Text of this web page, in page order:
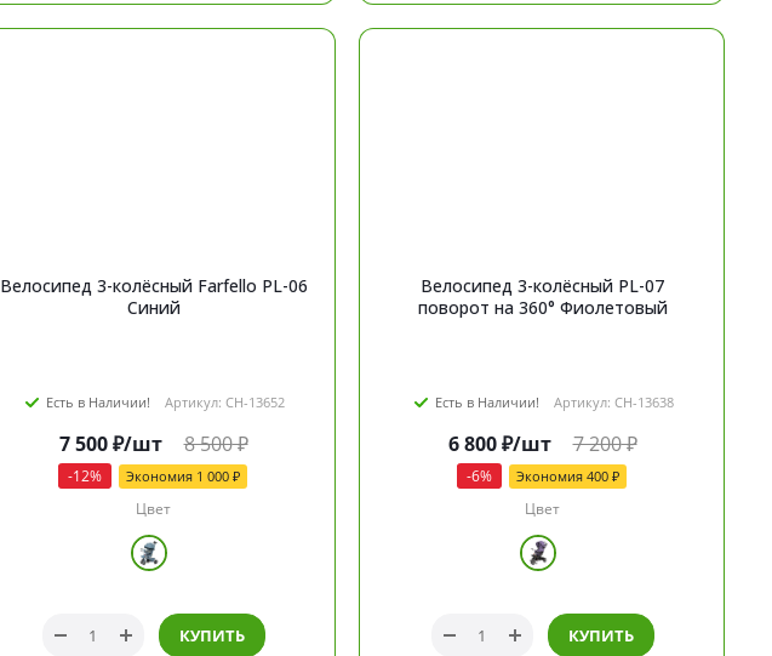
Велосипед 3-колёсный Farfello PL-06
Синий
Есть в Наличии! Артикул: CH-13652
7 500₽/шт 8 500₽
-12% Экономия 1 000 ₽
Цвет
КУПИТЬ
Велосипед 3-колёсный PL-07
поворот на 360° Фиолетовый
Есть в Наличии! Артикул: CH-13638
6 800₽/шт 7 200₽
-6% Экономия 400 ₽
Цвет
КУПИТЬ